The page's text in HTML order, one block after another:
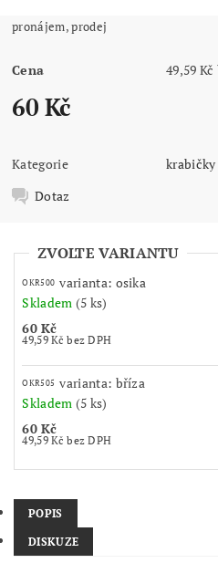
pronájem, prodej
Cena
60 Kč
Kategorie
Dotaz
ZVOLTE VARIANTU
OKR500 varianta: osika
Skladem (5 ks)
60 Kč
49,59 Kč bez DPH
OKR505 varianta: bříza
Skladem (5 ks)
60 Kč
49,59 Kč bez DPH
POPIS
DISKUZE